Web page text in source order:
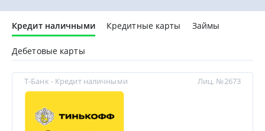
Кредит наличными Кредитные карты Займы
Дебетовые карты
Т-Банк - Кредит наличными Лиц. №2673